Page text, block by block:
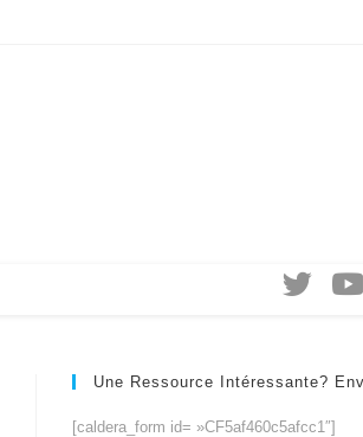
Une Ressource Intéressante?
[caldera_form id= »CF5af460c5afcc1″]